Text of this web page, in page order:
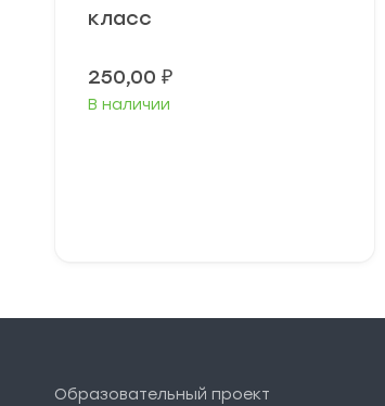
класс
250,00 ₽
В наличии
Образовательный проект